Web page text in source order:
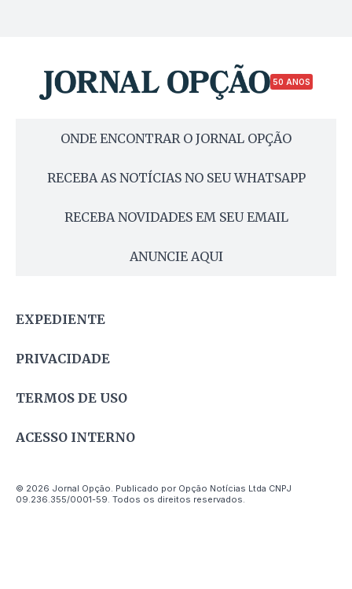
50 ANOS
ONDE ENCONTRAR O JORNAL OPÇÃO
RECEBA AS NOTÍCIAS NO SEU WHATSAPP
RECEBA NOVIDADES EM SEU EMAIL
ANUNCIE AQUI
EXPEDIENTE
PRIVACIDADE
TERMOS DE USO
ACESSO INTERNO
© 2026 Jornal Opção. Publicado por Opção Notícias Ltda CNPJ
09.236.355/0001-59. Todos os direitos reservados.